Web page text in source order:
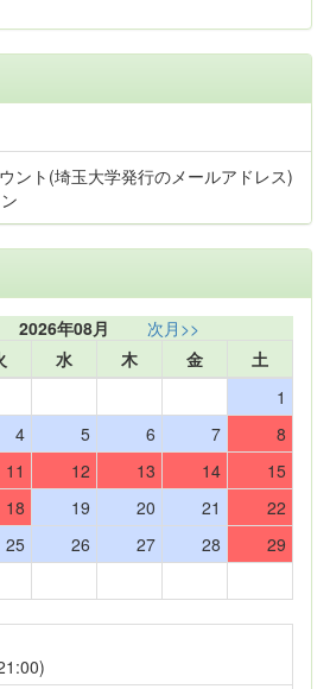
ント(埼玉大学発行のメールアドレス)
2026年08月
次月>>
水 木 金
土
1
4 5 6 7
8
11 12 13 14
15
18 19 20 21
22
25 26 27 28
29